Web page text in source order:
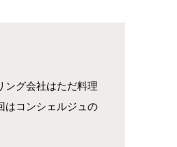
ング会社はただ料理
はコンシェルジュの